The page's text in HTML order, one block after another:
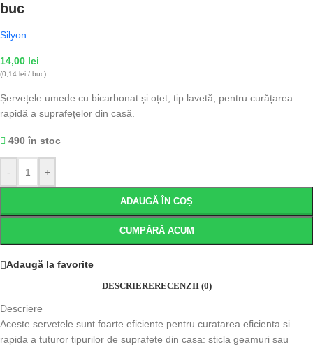
buc
Silyon
14,00 lei
(0,14 lei / buc)
Șervețele umede cu bicarbonat și oțet, tip lavetă, pentru curățarea
rapidă a suprafețelor din casă.
490 în stoc
- +
ADAUGĂ ÎN COȘ
CUMPĂRĂ ACUM
Adaugă la favorite
DESCRIERERECENZII (0)
Descriere
Aceste servetele sunt foarte eficiente pentru curatarea eficienta si
rapida a tuturor tipurilor de suprafete din casa: sticla geamuri sau